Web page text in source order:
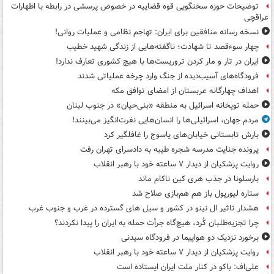
توضیحات حوزه سخنگویی قوه قضاییه در خصوص پرسشی در رابطه با اظهارات
عراقچی
نسخه رسانه منافقین برای ایران: تهاجم نظامی و عملیات روانی!
چهار سوءقصد تا شهادت؛ ناگفته‌هایی از زندگی شهید خطیب
ایران در تار و مار کردن تروریست‌ها با هیچ کشوری تعارف ندارد!
فرودگاه‌های آسیب‌دیده از جنگ وارد چرخه عملیاتی شدند
اهداف چهارگانه عربستان از امضای توافق مکه
حمله توپخانه اسرائیل به منطقه «بنی‌حیان» در جنوب لبنان
مردم جهان، اسرائیلی‌ها را انسان‌هایی نفرت‌انگیز می‌بینند!
بارش تابستانی خیابان‌های یاسوج را غافلگیر کرد
پرونده جنایت مدرسه شجره طیبه به دادسرای تهران رفت
روایت پزشکیان از دیدار ۷ ساعته خود با رهبر انقلاب
بارسلونا در جذب هری کین ناکام ماند
ستاره لیورپول باز هم هم‌بازی صلاح شد
هشدار تاثیر ال نینو در کشور و سیل های گسترده در غرب و جنوب غرب
چرا تجزیه‌طلبان کُرد، هیچ‌گاه جرأت حمله به ایران را پیدا نکردند؟
برخورد نزدیک دو هواپیما در فرودگاه سیدنی
روایت پزشکیان از دیدار ۷ ساعته خود با رهبر انقلاب
علی‌اف: باکو در کنار ملت ایران ایستاده است